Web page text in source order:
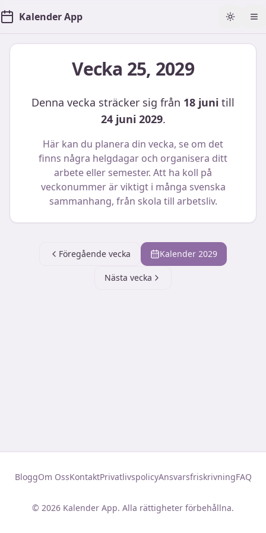
Kalender App Toggle
Vecka 25, 2029
Denna vecka sträcker sig från 18 juni till
24 juni 2029.
Här kan du planera din vecka, se om det
finns några helgdagar och organisera ditt
arbete eller semester. Att ha koll på
veckonummer är viktigt i många svenska
sammanhang, från skola till arbetsliv.
Föregående vecka Kalender 2029
Nästa vecka
BloggOm OssKontaktPrivatlivspolicyAnsvarsfriskrivningFAQ
© 2026 Kalender App. Alla rättigheter förbehållna.